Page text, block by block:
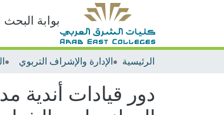
بوابة
الرئيسية الإدارة والإشراف التربوي
دور قيادات أندية